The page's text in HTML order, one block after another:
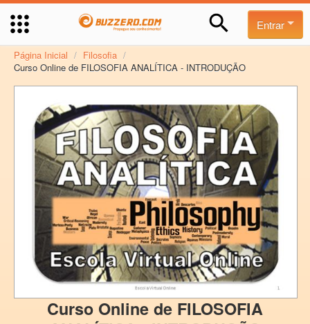
Entrar
Página Inicial / Filosofia /
Curso Online de FILOSOFIA ANALÍTICA - INTRODUÇÃO
Curso Online de FILOSOFIA